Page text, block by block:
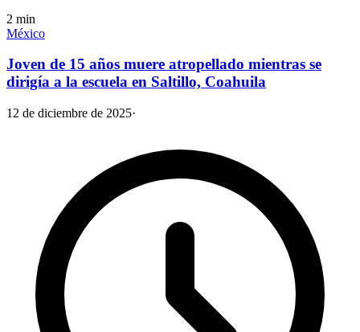
2 min
México
Joven de 15 años muere atropellado mientras se
dirigía a la escuela en Saltillo, Coahuila
12 de diciembre de 2025·